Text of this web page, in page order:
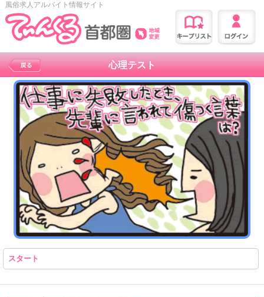
風俗求人アルバイト情報サイト
心理テスト
スタート